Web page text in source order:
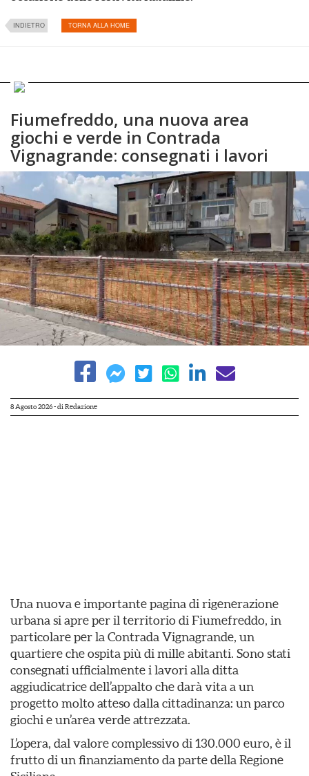
INDIETRO TORNA ALLA HOME
Fiumefreddo, una nuova area
giochi e verde in Contrada
Vignagrande: consegnati i lavori
8 Agosto 2026- di Redazione
Una nuova e importante pagina di rigenerazione
urbana si apre per il territorio di Fiumefreddo, in
particolare per la Contrada Vignagrande, un
quartiere che ospita più di mille abitanti. Sono stati
consegnati ufficialmente i lavori alla ditta
aggiudicatrice dell’appalto che darà vita a un
progetto molto atteso dalla cittadinanza: un parco
giochi e un’area verde attrezzata.
L’opera, dal valore complessivo di 130.000 euro, è il
frutto di un finanziamento da parte della Regione